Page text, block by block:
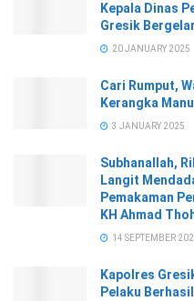
Kepala Dinas
Gresik
20 JANUARY 2025
Cari Rumput,
Kerangka
3 JANUARY 2025
Subhanallah,
Langit
Pemakaman
KH Ahmad
14 SEPTEMBER
Kapolres
Pelaku